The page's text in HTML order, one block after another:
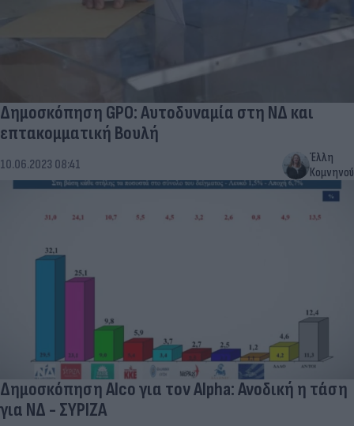
Δημοσκόπηση GPO: Αυτοδυναμία στη ΝΔ και
επτακομματική Βουλή
10.06.2023 08:41
Έλλη
Κομνηνού
Δημοσκόπηση Alco για τον Alpha: Ανοδική η τάση
για ΝΔ - ΣΥΡΙΖΑ